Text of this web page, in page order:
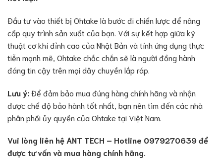
Đầu tư vào thiết bị Ohtake là bước đi chiến lược để nâng
cấp quy trình sản xuất của bạn. Với sự kết hợp giữa kỹ
thuật cơ khí đỉnh cao của Nhật Bản và tính ứng dụng thực
tiễn mạnh mẽ, Ohtake chắc chắn sẽ là người đồng hành
đáng tin cậy trên mọi dây chuyền lắp ráp.
Lưu ý: Để đảm bảo mua đúng hàng chính hãng và nhận
được chế độ bảo hành tốt nhất, bạn nên tìm đến các nhà
phân phối ủy quyền của Ohtake tại Việt Nam.
Vui lòng liên hệ ANT TECH – Hotline 0979270639 để
được tư vấn và mua hàng chính hãng.